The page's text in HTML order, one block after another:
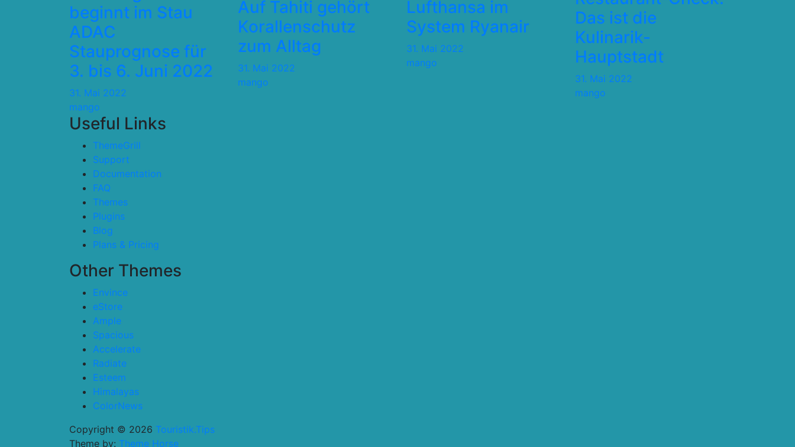
beginnt im Stau
ADAC
Stauprognose für
3. bis 6. Juni 2022
31. Mai 2022
mango
Auf Tahiti gehört
Korallenschutz
zum Alltag
31. Mai 2022
mango
Lufthansa im
System Ryanair
31. Mai 2022
mango
Das ist die
Kulinarik-
Hauptstadt
31. Mai 2022
mango
Useful Links
ThemeGrill
Support
Documentation
FAQ
Themes
Plugins
Blog
Plans & Pricing
Other Themes
Envince
eStore
Ample
Spacious
Accelerate
Radiate
Esteem
Himalayas
ColorNews
Copyright © 2026 Touristik.Tips
Theme by: Theme Horse